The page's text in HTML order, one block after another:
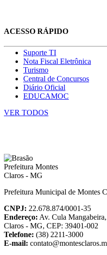
ACESSO RÁPIDO
Suporte TI
Nota Fiscal Eletrônica
Turismo
Central de Concursos
Diário Oficial
EDUCAMOC
VER TODOS
Prefeitura Municipal de Montes
CNPJ: 22.678.874/0001-35
Endereço: Av. Cula
Claros - MG, CEP: 39401-002
Telefone: (38) 2211-3000
E-mail: